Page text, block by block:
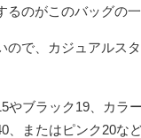
のがこのバッグの一
で、カジュアルス
やブラック19、カラ
、またはピンク20な